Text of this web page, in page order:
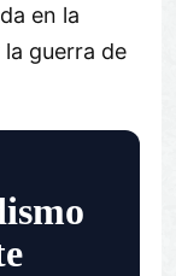
en la
guerra de